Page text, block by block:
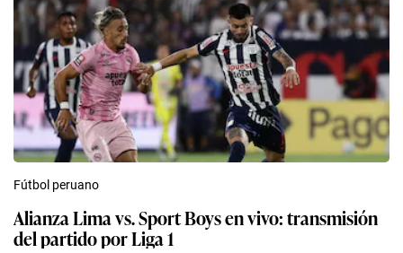
Fútbol peruano
Alianza Lima vs. Sport Boys en vivo: transmisión
del partido por Liga 1